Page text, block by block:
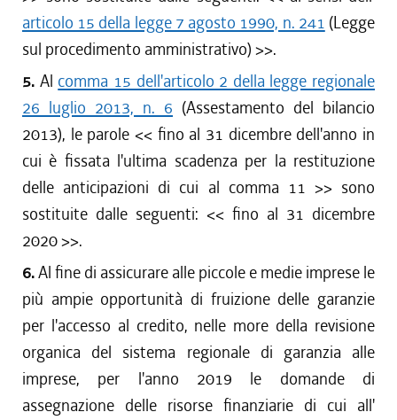
articolo 15 della legge 7 agosto 1990, n. 241 (Legge
sul procedimento amministrativo) >>.
5. Al comma 15 dell'articolo 2 della legge regionale
26 luglio 2013, n. 6 (Assestamento del bilancio
2013), le parole << fino al 31 dicembre dell'anno in
cui è fissata l'ultima scadenza per la restituzione
delle anticipazioni di cui al comma 11 >> sono
sostituite dalle seguenti: << fino al 31 dicembre
2020>>.
6.Al fine di assicurare alle piccole e medie imprese le
più ampie opportunità di fruizione delle garanzie
per l'accesso al credito, nelle more della revisione
organica del sistema regionale di garanzia alle
imprese, per l'anno 2019 le domande di
assegnazione delle risorse finanziarie di cui all'